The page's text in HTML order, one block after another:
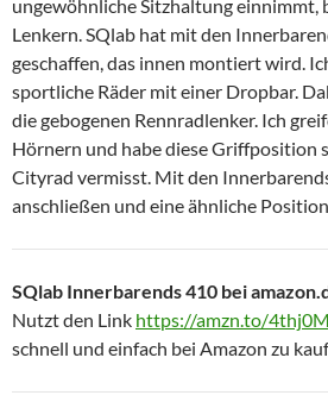
ungewöhnliche Sitzhaltung einnimmt,
Lenkern. SQlab hat mit den
geschaffen, das innen montiert wird.
sportliche Räder mit einer Dropbar.
die gebogenen Rennradlenker. Ich
Hörnern und habe diese Griffposition
Cityrad vermisst. Mit den
anschließen und eine ähnliche
SQlab Innerbarends 410 bei
Nutzt den Link https://amzn.to/
schnell und einfach bei Amazon zu